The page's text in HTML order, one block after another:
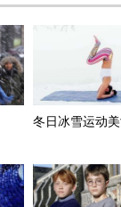
冬日冰雪运动